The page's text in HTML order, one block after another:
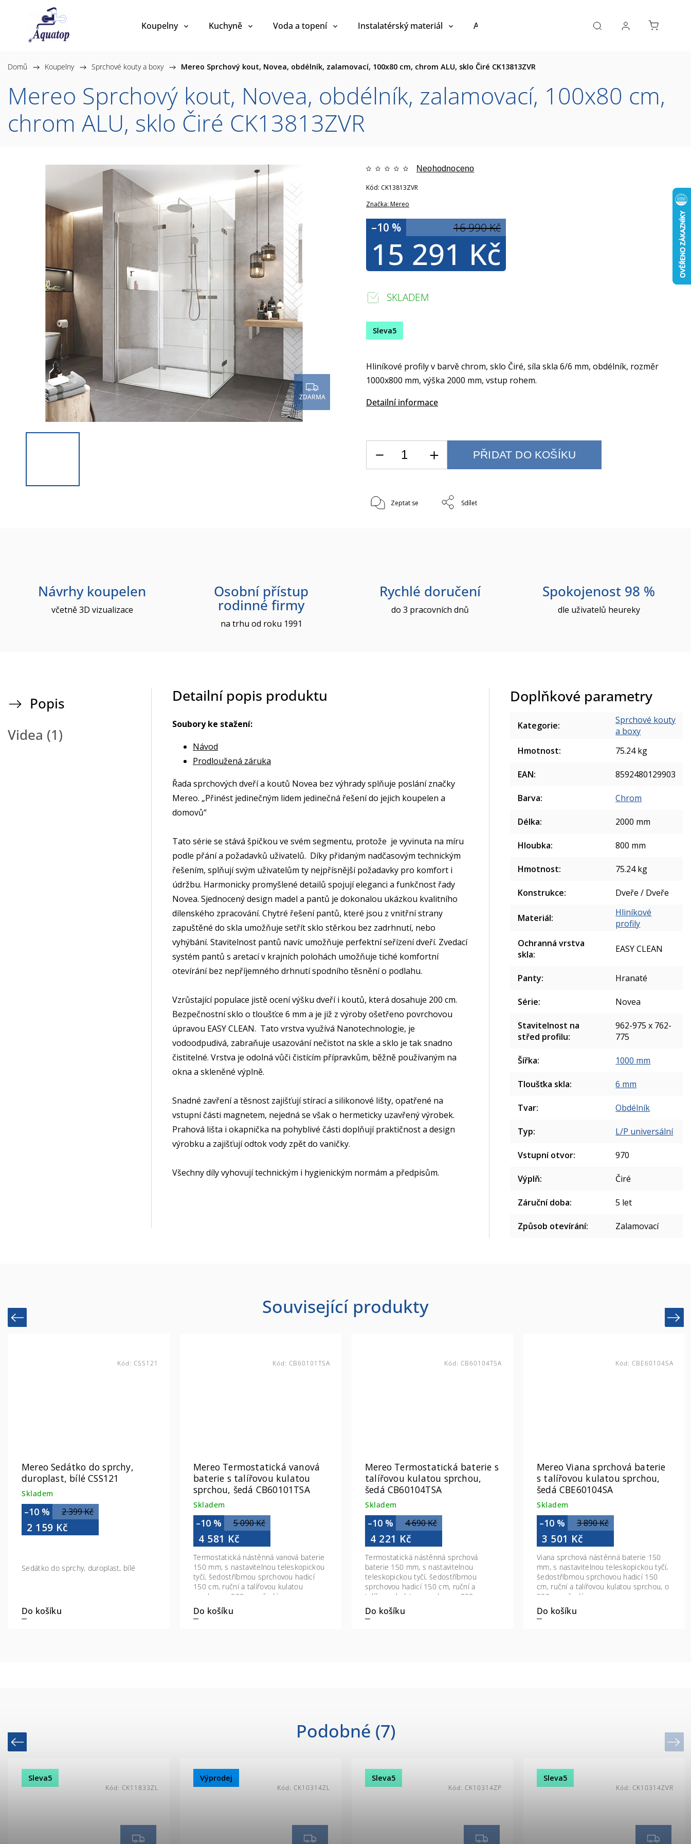
Koupelny Kuchyně Voda a topení Instalatérský materiál Akce a výprodej Návrh koupelny Reference
Domů / Koupelny / Sprchové kouty a boxy / Mereo Sprchový kout, Novea, obdélník, zalamovací, 100x80 cm, chrom ALU, sklo Čiré CK13813ZVR
Mereo Sprchový kout, Novea, obdélník, zalamovací, 100x80 cm,
chrom ALU, sklo Čiré CK13813ZVR
ZDARMA
Značka:Mereo
Neohodnoceno
16 990 Kč
–10 %
15 291 Kč
Kód: CK13813ZVR
Sleva5
Hliníkové profily v barvě chrom, sklo Čiré, síla skla 6/6 mm, obdélník, rozměr
1000x800 mm, výška 2000 mm, vstup rohem.
Detailní informace
SKLADEM
PŘIDAT DO KOŠÍKU
Zeptat se Sdílet
Návrhy koupelen
včetně 3D vizualizace
Osobní přístup
rodinné firmy
na trhu od roku 1991
Rychlé doručení
do 3 pracovních dnů
Spokojenost 98 %
dle uživatelů heureky
Popis
Videa (1)
Detailní popis produktu
Soubory ke stažení:
Návod
Prodloužená záruka
Řada sprchových dveří a koutů Novea bez výhrady splňuje poslání značky
Mereo. „Přinést jedinečným lidem jedinečná řešení do jejich koupelen a
domovů“
Tato série se stává špičkou ve svém segmentu, protože je vyvinuta na míru
podle přání a požadavků uživatelů. Díky přidaným nadčasovým technickým
řešením, splňují svým uživatelům ty nejpřísnější požadavky pro komfort i
údržbu. Harmonicky promyšlené detailů spojují eleganci a funkčnost řady
Novea. Sjednocený design madel a pantů je dokonalou ukázkou kvalitního
dílenského zpracování. Chytré řešení pantů, které jsou z vnitřní strany
zapuštěné do skla umožňuje setřít sklo stěrkou bez zadrhnutí, nebo
vyhýbání. Stavitelnost pantů navíc umožňuje perfektní seřízení dveří. Zvedací
systém pantů s aretací v krajních polohách umožňuje tiché komfortní
otevírání bez nepříjemného drhnutí spodního těsnění o podlahu.
Vzrůstající populace jistě ocení výšku dveří i koutů, která dosahuje 200 cm.
Bezpečnostní sklo o tloušťce 6 mm a je již z výroby ošetřeno povrchovou
úpravou EASY CLEAN. Tato vrstva využívá Nanotechnologie, je
vodoodpudivá, zabraňuje usazování nečistot na skle a sklo je tak snadno
čistitelné. Vrstva je odolná vůči čistícím přípravkům, běžně používaným na
okna a skleněné výplně.
Snadné zavření a těsnost zajišťují stírací a silikonové lišty, opatřené na
vstupní části magnetem, nejedná se však o hermeticky uzavřený výrobek.
Prahová lišta i okapnička na pohyblivé části doplňují praktičnost a design
výrobku a zajišťují odtok vody zpět do vaničky.
Všechny díly vyhovují technickým i hygienickým normám a předpisům.
Doplňkové parametry
Kategorie:
Sprchové kouty
a boxy
Hmotnost: 75.24 kg
EAN: 8592480129903
Barva: Chrom
Délka: 2000 mm
Hloubka: 800 mm
Hmotnost: 75.24 kg
Konstrukce: Dveře / Dveře
Materiál:
Hliníkové
profily
Ochranná vrstva
skla: EASY CLEAN
Panty: Hranaté
Série: Novea
Stavitelnost na
střed profilu:
962-975 x 762-
775
Šířka: 1000 mm
Tloušťka skla: 6 mm
Tvar: Obdélník
Typ: L/P universální
Vstupní otvor: 970
Výplň: Čiré
Záruční doba: 5 let
Způsob otevírání: Zalamovací
Související produkty
Previous
Mereo Sedátko do sprchy,
duroplast, bílé CSS121
Skladem
2 399 Kč
–10 %
2 159 Kč
Do košíku
Sedátko do sprchy, duroplast, bílé
Kód: CSS121
Mereo Termostatická vanová
baterie s talířovou kulatou
sprchou, šedá CB60101TSA
Skladem
5 090 Kč
–10 %
4 581 Kč
Do košíku
Termostatická nástěnná vanová baterie
150 mm, s nastavitelnou teleskopickou
tyčí, šedostříbrnou sprchovou hadicí
150 cm, ruční a talířovou kulatou
sprchou, o 220 mm, šedá
Kód: CB60101TSA
Mereo Termostatická baterie s
talířovou kulatou sprchou,
šedá CB60104TSA
Skladem
4 690 Kč
–10 %
4 221 Kč
Do košíku
Termostatická nástěnná sprchová
baterie 150 mm, s nastavitelnou
teleskopickou tyčí, šedostříbrnou
sprchovou hadicí 150 cm, ruční a
talířovou kulatou sprchou, o 220 mm,
bílá/chrom
Kód: CB60104TSA
Mereo Viana sprchová baterie
s talířovou kulatou sprchou,
šedá CBE60104SA
Skladem
3 890 Kč
–10 %
3 501 Kč
Do košíku
Viana sprchová nástěnná baterie 150
mm, s nastavitelnou teleskopickou tyčí,
šedostříbrnou sprchovou hadicí 150
cm, ruční a talířovou kulatou sprchou, o
220 mm, šedá
Kód: CBE60104SA
Next
Podobné (7)
Previous
Sleva5
Kód: CK11833ZL
Výprodej
Kód: CK10314ZL
Sleva5
Kód: CK10314ZP
Sleva5
Kód: CK10314ZVR
Next